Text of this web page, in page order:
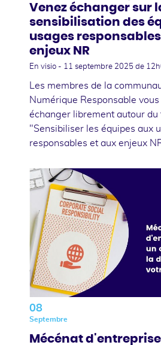
Venez échanger sur
sensibilisation des
usages
enjeux NR
En visio - 11 septembre 2025 de
Les membres de la
Numérique Responsable
échanger librement autour du
"Sensibiliser les équipes aux
responsables et aux enjeux
08
Septembre
Mécénat